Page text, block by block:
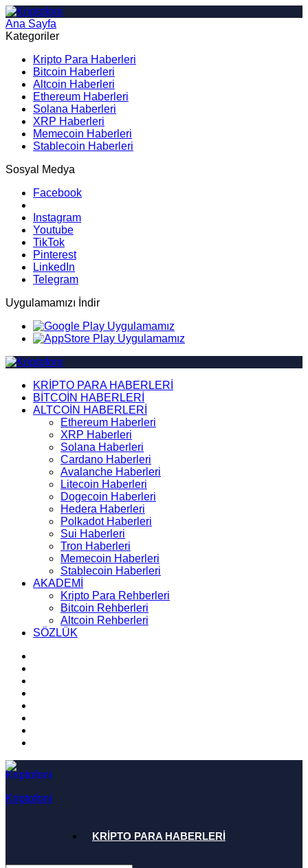
Ana Sayfa
Kategoriler
Kripto Para Haberleri
Bitcoin Haberleri
Altcoin Haberleri
Ethereum Haberleri
Solana Haberleri
XRP Haberleri
Memecoin Haberleri
Stablecoin Haberleri
Sosyal Medya
Facebook
Instagram
Youtube
TikTok
Pinterest
LinkedIn
Telegram
Uygulamamızı İndir
KRİPTO PARA HABERLERİ
BİTCOİN HABERLERİ
ALTCOİN HABERLERİ
Ethereum Haberleri
XRP Haberleri
Solana Haberleri
Cardano Haberleri
Avalanche Haberleri
Litecoin Haberleri
Dogecoin Haberleri
Hedera Haberleri
Polkadot Haberleri
Sui Haberleri
Tron Haberleri
Memecoin Haberleri
Stablecoin Haberleri
AKADEMİ
Kripto Para Rehberleri
Bitcoin Rehberleri
Altcoin Rehberleri
SÖZLÜK
Kriptofoni
KRİPTO PARA HABERLERİ